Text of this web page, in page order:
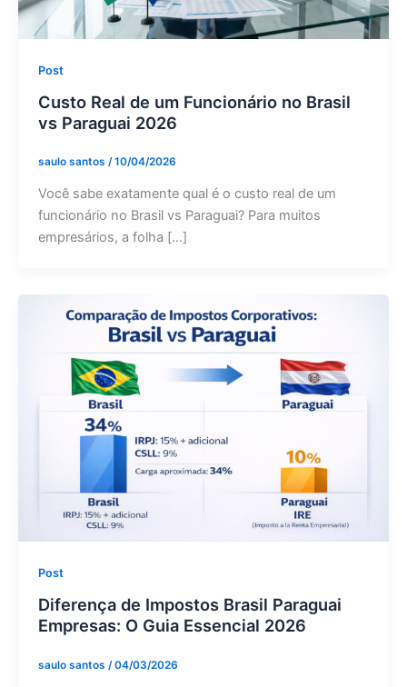
Post
Custo Real de um Funcionário no Brasil
vs Paraguai 2026
saulo santos /10/04/2026
Você sabe exatamente qual é o custo real de um
funcionário no Brasil vs Paraguai? Para muitos
empresários, a folha […]
Post
Diferença de Impostos Brasil Paraguai
Empresas: O Guia Essencial 2026
saulo santos /04/03/2026